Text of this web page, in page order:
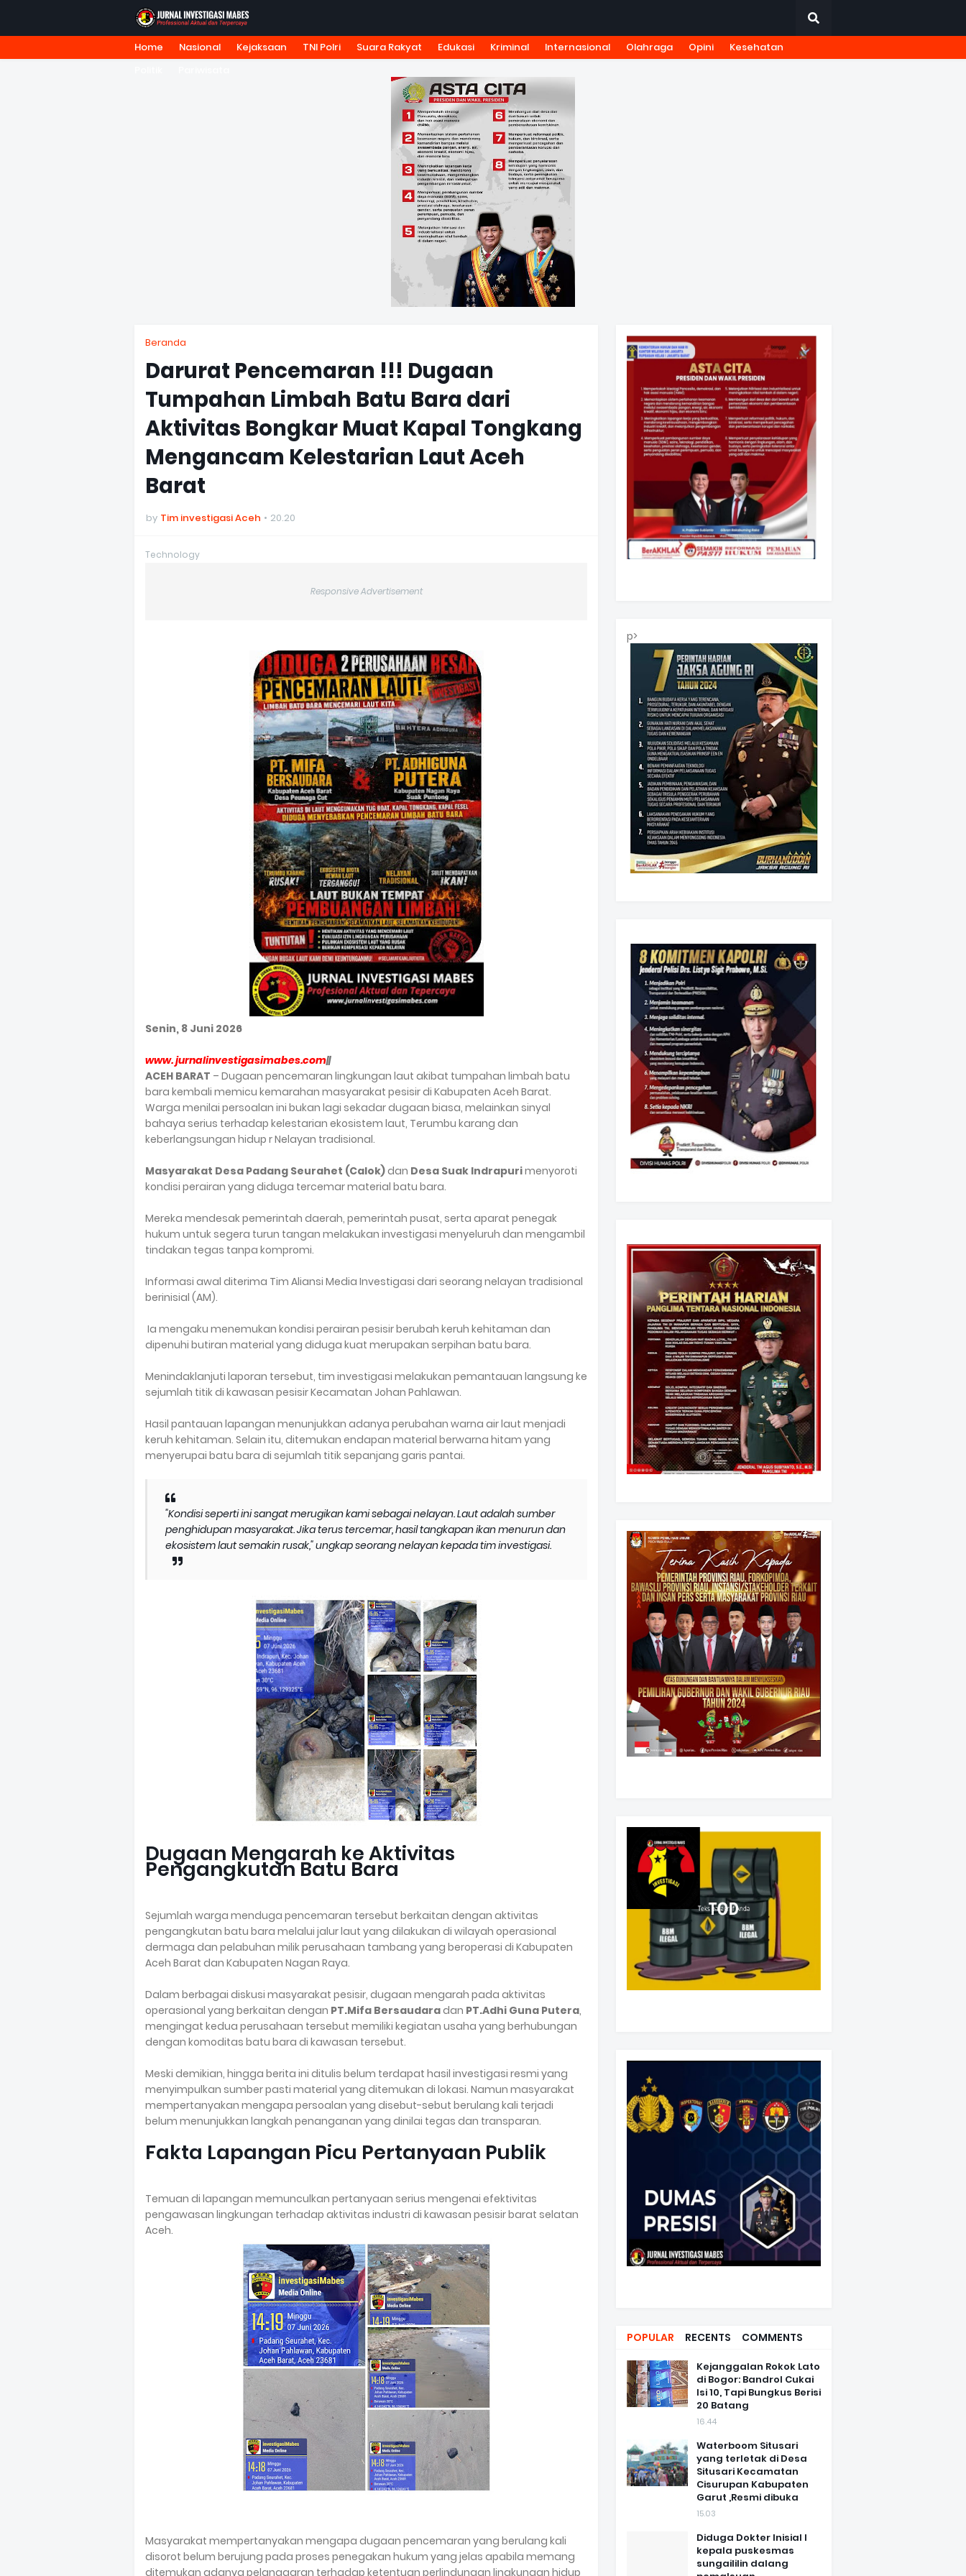
HOME TENTANG KAMI REDAKSI TARIF IKLAN PEDOMAN MEDIA SIBER KODE ETIK JURNALISTIK
Home Nasional Kejaksaan TNI Polri Suara Rakyat Edukasi Kriminal Internasional Olahraga Opini
Kesehatan
Beranda
Darurat Pencemaran !!! Dugaan
Tumpahan Limbah Batu Bara dari
Aktivitas Bongkar Muat Kapal Tongkang
Mengancam Kelestarian Laut Aceh
Barat
by Tim investigasi Aceh 20.20
Technology
Responsive Advertisement
Senin, 8 Juni 2026
www. jurnalinvestigasimabes.com||
ACEH BARAT – Dugaan pencemaran lingkungan laut akibat tumpahan limbah batu
bara kembali memicu kemarahan masyarakat pesisir di Kabupaten Aceh Barat.
Warga menilai persoalan ini bukan lagi sekadar dugaan biasa, melainkan sinyal
bahaya serius terhadap kelestarian ekosistem laut, Terumbu karang dan
keberlangsungan hidup r Nelayan tradisional.
Masyarakat Desa Padang Seurahet (Calok)dan Desa Suak Indrapurimenyoroti
kondisi perairan yang diduga tercemar material batu bara.
Mereka mendesak pemerintah daerah, pemerintah pusat, serta aparat penegak
hukum untuk segera turun tangan melakukan investigasi menyeluruh dan mengambil
tindakan tegas tanpa kompromi.
Informasi awal diterima Tim Aliansi Media Investigasi dari seorang nelayan tradisional
berinisial (AM).
Ia mengaku menemukan kondisi perairan pesisir berubah keruh kehitaman dan
dipenuhi butiran material yang diduga kuat merupakan serpihan batu bara.
Menindaklanjuti laporan tersebut, tim investigasi melakukan pemantauan langsung ke
sejumlah titik di kawasan pesisir Kecamatan Johan Pahlawan.
Hasil pantauan lapangan menunjukkan adanya perubahan warna air laut menjadi
keruh kehitaman. Selain itu, ditemukan endapan material berwarna hitam yang
menyerupai batu bara di sejumlah titik sepanjang garis pantai.
"Kondisi seperti ini sangat merugikan kami sebagai nelayan. Laut adalah sumber
penghidupan masyarakat. Jika terus tercemar, hasil tangkapan ikan menurun dan
ekosistem laut semakin rusak," ungkap seorang nelayan kepada tim investigasi.
Dugaan Mengarah ke Aktivitas
Pengangkutan Batu Bara
Sejumlah warga menduga pencemaran tersebut berkaitan dengan aktivitas
pengangkutan batu bara melalui jalur laut yang dilakukan di wilayah operasional
dermaga dan pelabuhan milik perusahaan tambang yang beroperasi di Kabupaten
Aceh Barat dan Kabupaten Nagan Raya.
Dalam berbagai diskusi masyarakat pesisir, dugaan mengarah pada aktivitas
operasional yang berkaitan dengan PT.Mifa Bersaudaradan PT.Adhi Guna Putera,
mengingat kedua perusahaan tersebut memiliki kegiatan usaha yang berhubungan
dengan komoditas batu bara di kawasan tersebut.
Meski demikian, hingga berita ini ditulis belum terdapat hasil investigasi resmi yang
menyimpulkan sumber pasti material yang ditemukan di lokasi. Namun masyarakat
mempertanyakan mengapa persoalan yang disebut-sebut berulang kali terjadi
belum menunjukkan langkah penanganan yang dinilai tegas dan transparan.
Fakta Lapangan Picu Pertanyaan Publik
Temuan di lapangan memunculkan pertanyaan serius mengenai efektivitas
pengawasan lingkungan terhadap aktivitas industri di kawasan pesisir barat selatan
Aceh.
Masyarakat mempertanyakan mengapa dugaan pencemaran yang berulang kali
disorot belum berujung pada proses penegakan hukum yang jelas apabila memang
ditemukan adanya pelanggaran terhadap ketentuan perlindungan lingkungan hidup
p>
POPULAR RECENTS COMMENTS
Kejanggalan Rokok Lato
di Bogor: Bandrol Cukai
Isi 10, Tapi Bungkus Berisi
20 Batang
16.44
Waterboom Situsari
yang terletak di Desa
Situsari Kecamatan
Cisurupan Kabupaten
Garut ,Resmi dibuka
15.03
Diduga Dokter Inisial I
kepala puskesmas
sungaililin dalang